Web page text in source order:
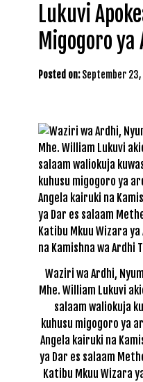
Lukuvi
Migogoro
Posted on: September 23,
Waziri wa Ardhi,
Mhe. William Lukuvi
salaam waliokuja
kuhusu migogoro ya
Angela kairuki na
ya Dar es salaam
Katibu Mkuu Wizara